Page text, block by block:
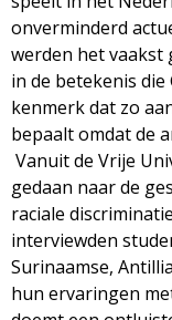
onverminderd
werden het vaakst
in de betekenis
kenmerk dat zo
bepaalt omdat de
Vanuit de Vrije
gedaan naar de
raciale
interviewden
Surinaamse,
hun ervaringen